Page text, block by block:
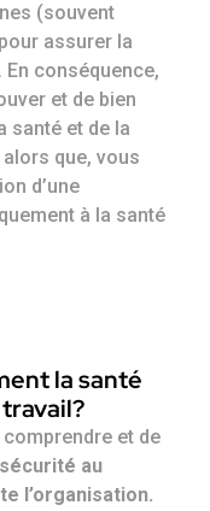
(souvent
assurer la
conséquence,
et de bien
santé et de la
que, vous
d’une
à la santé
la santé
et de
au
l’organisation.